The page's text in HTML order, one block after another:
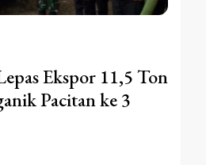
Ekspor 11,5 Ton
Pacitan ke 3